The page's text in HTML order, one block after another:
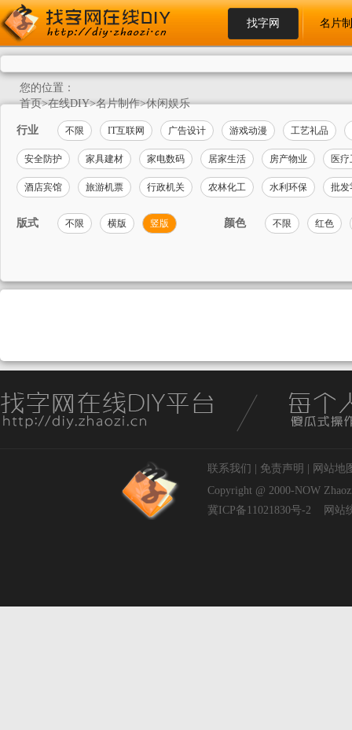
找字网 名片
您的位置：
首页>在线DIY>名片制作>休闲娱乐
行业 不限 IT互联网 广告设计 游戏动漫 工艺礼品
安全防护 家具建材 家电数码 居家生活 房产物业 医
酒店宾馆 旅游机票 行政机关 农林化工 水利环保 批发
版式 不限 横版 竖版 颜色 不限 红色
联系我们 免责声明
网站地
Copyright @ 2000-NOW
冀ICP备11021830号-2
网站